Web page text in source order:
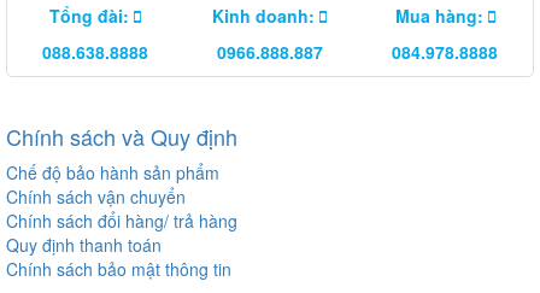
Tổng đài:
088.638.8888
Kinh doanh:
0966.888.887
Mua hàng:
084.978.8888
Chính sách và Quy định
Chế độ bảo hành sản phẩm
Chính sách vận chuyển
Chính sách đổi hàng/ trả hàng
Quy định thanh toán
Chính sách bảo mật thông tin